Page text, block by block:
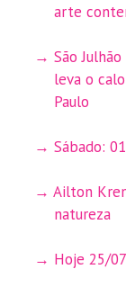
arte
São
leva o
Paulo
Sábado:
Ailton
natureza
Hoje 25/